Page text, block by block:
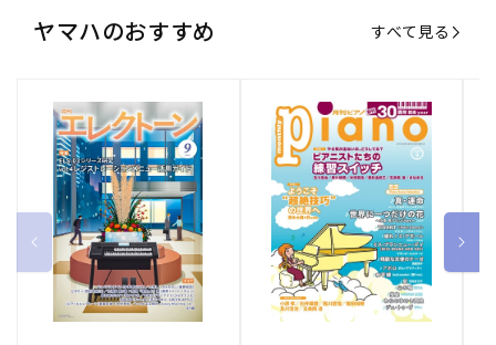
ヤマハのおすすめ すべて見る